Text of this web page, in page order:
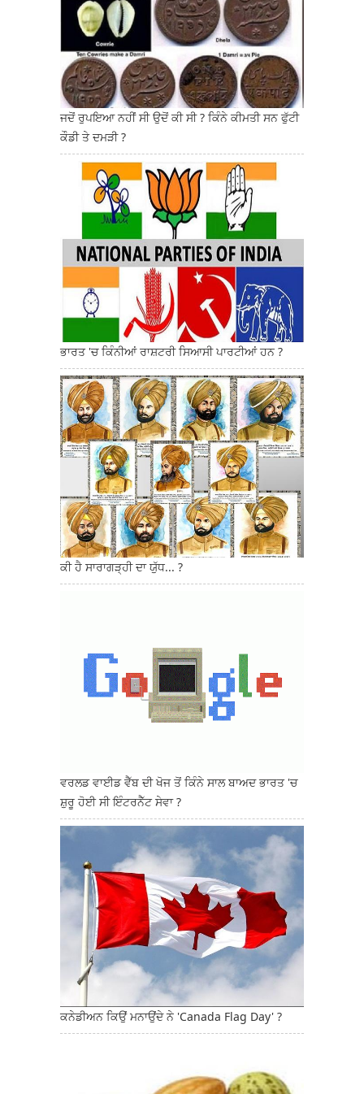
ਜਦੋਂ ਰੁਪਇਆ ਨਹੀਂ ਸੀ ਉਦੋਂ ਕੀ ਸੀ ? ਕਿੰਨੇ ਕੀਮਤੀ ਸਨ ਫੁੱਟੀ
ਕੌਡੀ ਤੇ ਦਮੜੀ ?
ਭਾਰਤ 'ਚ ਕਿੰਨੀਆਂ ਰਾਸ਼ਟਰੀ ਸਿਆਸੀ ਪਾਰਟੀਆਂ ਹਨ ?
ਕੀ ਹੈ ਸਾਰਾਗੜ੍ਹੀ ਦਾ ਯੁੱਧ... ?
ਵਰਲਡ ਵਾਈਡ ਵੈੱਬ ਦੀ ਖੋਜ ਤੋਂ ਕਿੰਨੇ ਸਾਲ ਬਾਅਦ ਭਾਰਤ 'ਚ
ਸ਼ੁਰੂ ਹੋਈ ਸੀ ਇੰਟਰਨੈੱਟ ਸੇਵਾ ?
ਕਨੇਡੀਅਨ ਕਿਉਂ ਮਨਾਉਂਦੇ ਨੇ 'Canada Flag Day' ?